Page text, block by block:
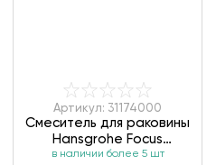
Артикул: 31174000
Смеситель для раковины
Hansgrohe Focus
31174000
в наличии более 5 шт